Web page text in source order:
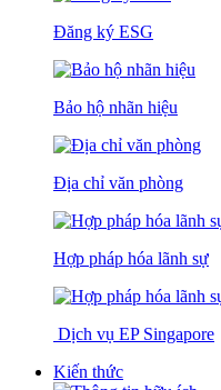
Đăng ký ESG
Bảo hộ nhãn hiệu
Địa chỉ văn phòng
Hợp pháp hóa lãnh sự
Dịch vụ EP Singapore
Kiến thức